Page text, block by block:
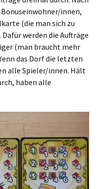
innen,
(die man sich zu
werden die Aufträge
(man braucht mehr
das Dorf die letzten
alle Spieler/innen. Hält
haben alle